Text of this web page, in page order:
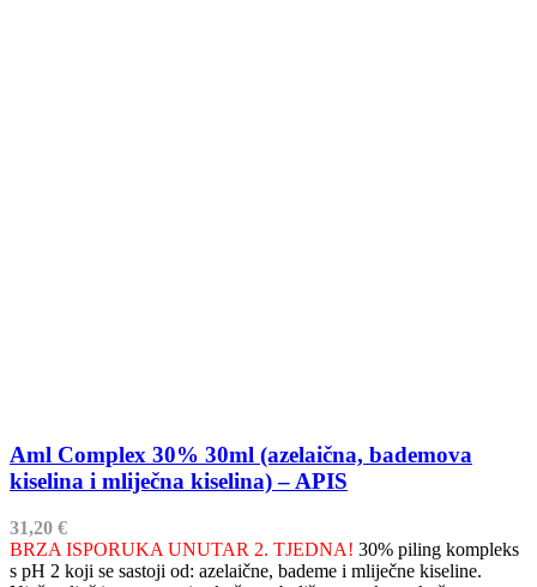
Aml Complex 30% 30ml (azelaična, bademova
kiselina i mliječna kiselina) – APIS
31,20 €
BRZA ISPORUKA UNUTAR 2. TJEDNA! 30% piling kompleks
s pH 2 koji se sastoji od: azelaične, bademe i mliječne kiseline.